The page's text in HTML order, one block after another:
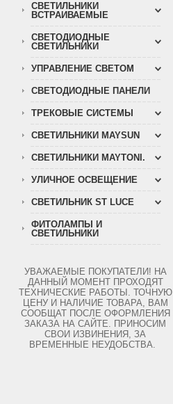
СВЕТИЛЬНИКИ
ВСТРАИВАЕМЫЕ
СВЕТОДИОДНЫЕ
СВЕТИЛЬНИКИ
УПРАВЛЕНИЕ СВЕТОМ
СВЕТОДИОДНЫЕ ПАНЕЛИ
ТРЕКОВЫЕ СИСТЕМЫ
СВЕТИЛЬНИКИ MAYSUN
СВЕТИЛЬНИКИ MAYTONI.
УЛИЧНОЕ ОСВЕЩЕНИЕ
СВЕТИЛЬНИК ST LUCE
ФИТОЛАМПЫ И
СВЕТИЛЬНИКИ
УВАЖАЕМЫЕ ПОКУПАТЕЛИ! НА
ДАННЫЙ МОМЕНТ ПРОХОДЯТ
ТЕХНИЧЕСКИЕ РАБОТЫ. ТОЧНУЮ
ЦЕНУ И НАЛИЧИЕ ТОВАРА, ВАМ
СООБЩАТ ПОСЛЕ ОФОРМЛЕНИЯ
ЗАКАЗА НА САЙТЕ. ПРИНОСИМ
СВОИ ИЗВИНЕНИЯ, ЗА
ВРЕМЕННЫЕ НЕУДОБСТВА.